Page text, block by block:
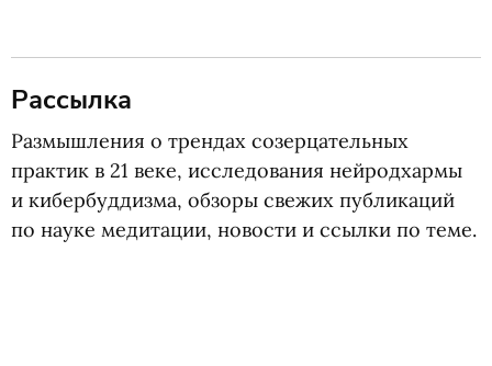
Рассылка
Размышления о трендах созерцательных
практик в 21 веке, исследования нейродхармы
и кибербуддизма, обзоры свежих публикаций
по науке медитации, новости и ссылки по теме.